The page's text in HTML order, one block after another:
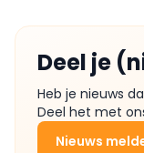
Deel je
Heb je nieuws
Deel het met
Nieuws